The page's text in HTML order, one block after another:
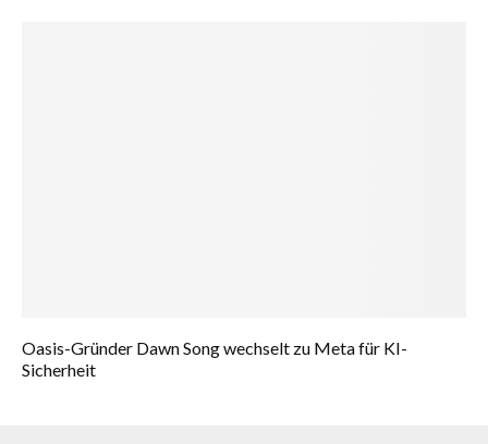
Oasis-Gründer Dawn Song wechselt zu Meta für KI-
Sicherheit